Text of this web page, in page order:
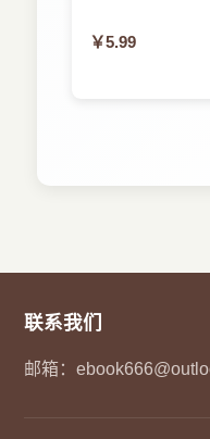
5.1.1 CISC的主要问
5.1.2 RISC的定义及
5.5.1 ARM32位
5.5.3 ARM指令系统
5.6 习题
￥5.99
联系我们
邮箱：